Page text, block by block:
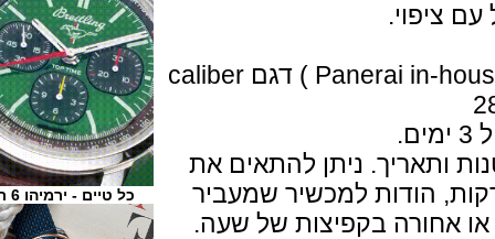
המנגנון מכני אוטומטי ביצור עצמי ( Panerai in-house ) דגם caliber
ניתן להתאים את
הודות למכשיר שמעביר
בקפיצות של שעה.
כל טיים - ירמיהו 6 ת"א